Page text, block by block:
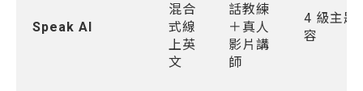
Speak AI
混合
式線
上英
文
話教練
＋真人
影片講
師
4 級主題
容